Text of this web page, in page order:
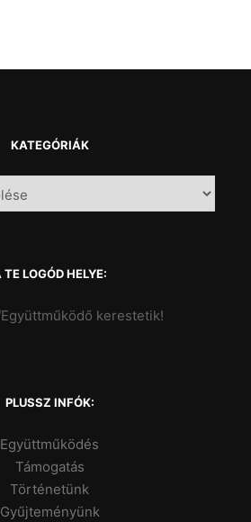
KATEGÓRIÁK
TE LOGÓD HELYE:
kerestetik!
PLUSSZ INFÓK:
Együttműködés
Támogatás
Történetünk
Gyűjteményünk